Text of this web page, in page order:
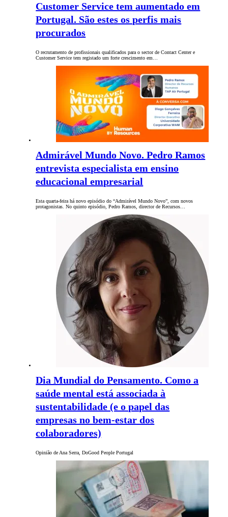
Customer Service tem aumentado em
Portugal. São estes os perfis mais
procurados
O recrutamento de profissionais qualificados para o sector de Contact Center e
Customer Service tem registado um forte crescimento em…
Admirável Mundo Novo. Pedro Ramos
entrevista especialista em ensino
educacional empresarial
Esta quarta-feira há novo episódio do “Admirável Mundo Novo”, com novos
protagonistas. No quinto episódio, Pedro Ramos, director de Recursos…
Dia Mundial do Pensamento. Como a
saúde mental está associada à
sustentabilidade (e o papel das
empresas no bem-estar dos
colaboradores)
Opinião de Ana Serra, DoGood People Portugal